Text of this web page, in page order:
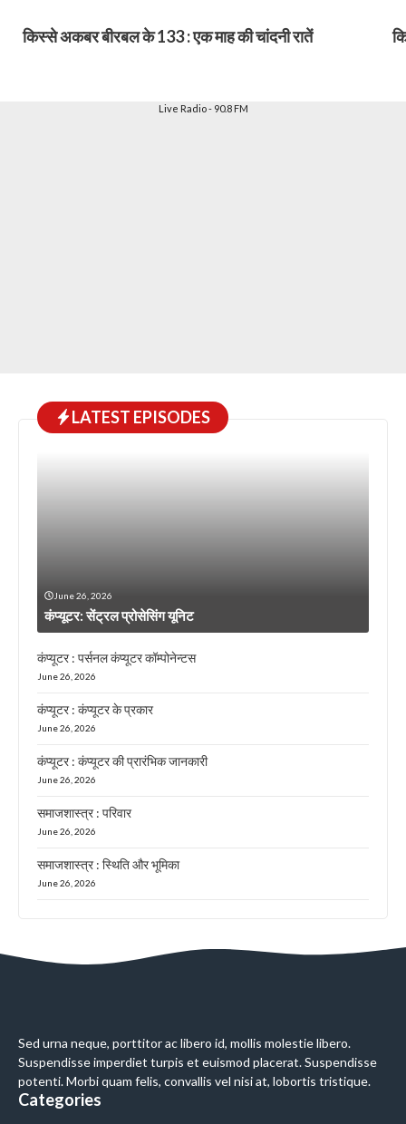
किस्से अकबर बीरबल के 133 : एक माह की चांदनी रातें
Live Radio - 90.8 FM
LATEST EPISODES
June 26, 2026
कंप्यूटर: सेंट्रल प्रोसेसिंग यूनिट
कंप्यूटर : पर्सनल कंप्यूटर कॉम्पोनेन्टस
June 26, 2026
कंप्यूटर : कंप्यूटर के प्रकार
June 26, 2026
कंप्यूटर : कंप्यूटर की प्रारंभिक जानकारी
June 26, 2026
समाजशास्त्र : परिवार
June 26, 2026
समाजशास्त्र : स्थिति और भूमिका
June 26, 2026
Sed urna neque, porttitor ac libero id, mollis molestie libero.
Suspendisse imperdiet turpis et euismod placerat. Suspendisse
potenti. Morbi quam felis, convallis vel nisi at, lobortis tristique.
Categories